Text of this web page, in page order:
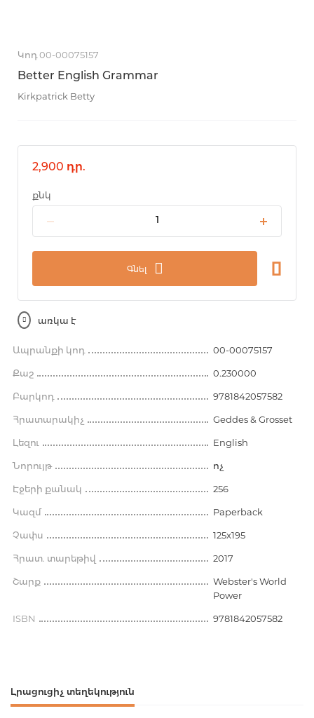
Կոդ 00-00075157
Better English Grammar
Kirkpatrick Betty
2,900 դր.
քնկ
Գնել
առկա է
Ապրանքի կոդ 00-00075157
Քաշ 0.230000
Բարկոդ 9781842057582
Հրատարակիչ Geddes & Grosset
Լեզու English
Նորույթ ոչ
Էջերի քանակ 256
Կազմ Paperback
Չափս 125x195
Հրատ. տարեթիվ 2017
Շարք
Webster's World
Power
ISBN 9781842057582
Լրացուցիչ տեղեկություն